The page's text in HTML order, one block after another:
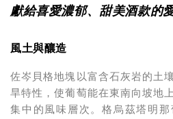
獻給喜愛濃郁、甜美酒款的
風土與釀造
佐岑貝格地塊以富含石灰岩的土
旱特性，使葡萄能在東南向坡地
集中的風味層次。格烏茲塔明